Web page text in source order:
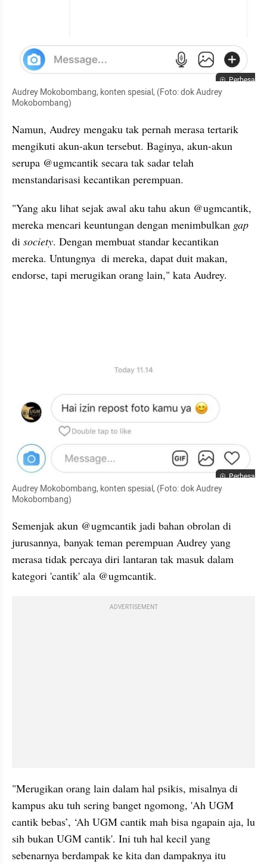
Perbesar
Audrey Mokobombang, konten spesial, (Foto: dok Audrey
Mokobombang)
Namun, Audrey mengaku tak pernah merasa tertarik
mengikuti akun-akun tersebut. Baginya, akun-akun
serupa @ugmcantik secara tak sadar telah
menstandarisasi kecantikan perempuan.
"Yang aku lihat sejak awal aku tahu akun @ugmcantik,
mereka mencari keuntungan dengan menimbulkan
di society. Dengan membuat standar kecantikan
mereka. Untungnya  di mereka, dapat duit makan,
endorse, tapi merugikan orang lain," kata Audrey.
Perbesar
Audrey Mokobombang, konten spesial, (Foto: dok Audrey
Mokobombang)
Semenjak akun @ugmcantik jadi bahan obrolan di
jurusannya, banyak teman perempuan Audrey yang
merasa tidak percaya diri lantaran tak masuk dalam
kategori 'cantik' ala @ugmcantik.
ADVERTISEMENT
"Merugikan orang lain dalam hal psikis, misalnya di
kampus aku tuh sering banget ngomong, 'Ah UGM
cantik bebas’, ‘Ah UGM cantik mah bisa ngapain aja, lu
sih bukan UGM cantik'. Ini tuh hal kecil yang
sebenarnya berdampak ke kita dan dampaknya itu